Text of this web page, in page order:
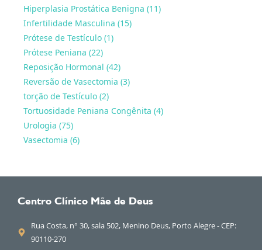
Hiperplasia Prostática Benigna (11)
Infertilidade Masculina (15)
Prótese de Testículo (1)
Prótese Peniana (22)
Reposição Hormonal (42)
Reversão de Vasectomia (3)
torção de Testículo (2)
Tortuosidade Peniana Congênita (4)
Urologia (75)
Vasectomia (6)
Centro Clínico Mãe de Deus
Rua Costa, n° 30, sala 502, Menino Deus, Porto Alegre - CEP:
90110-270